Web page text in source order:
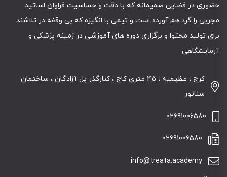
حضوری در فضایی صمیمانه که با دقت و حساسیت فراوان اساتید
مجربی را گرد هم آورده است و تیمی با انگیزه که بی وقفه در تلاشند
برای تولید محتوا و برگزاری دوره های آموزشی در زمینه پزشکی و
آزمایشگاهی
کرج ، عظیمیه ، 45 متری کاج ، کنارگذر پل آزادگان ، ساختمان
سناتور
02691006580
02691006580
info@treata.academy